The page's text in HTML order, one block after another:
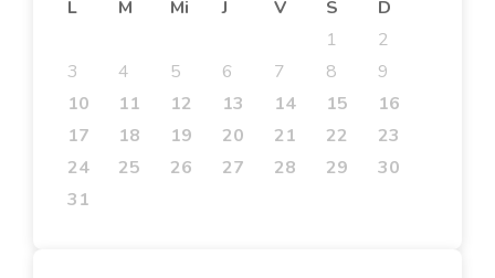
L M Mi J V S
D
1
2
3
4 5 6 7 8
9
10
11 12 13 14 15
16
17
18 19 20 21 22
23
24
25 26 27 28 29
30
31